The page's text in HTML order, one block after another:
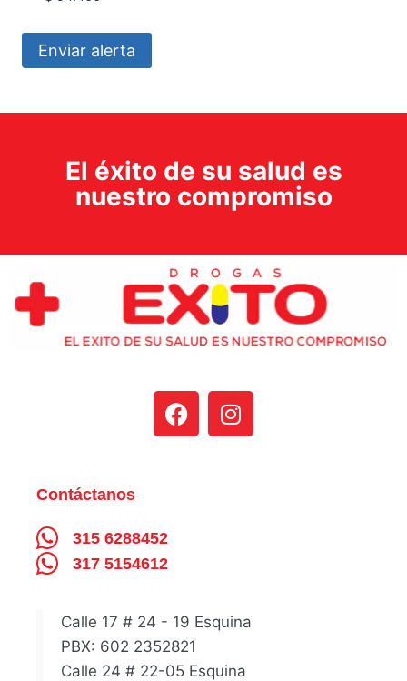
Enviar alerta
El éxito de su salud es
nuestro compromiso
Contáctanos
315 6288452
317 5154612
Calle 17 # 24 - 19 Esquina
PBX: 602 2352821
Calle 24 # 22-05 Esquina